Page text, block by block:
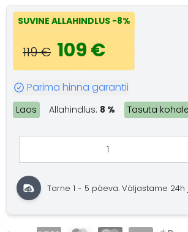
SUVINE ALLAHINDLUS -8%
119 € 109 €
Parima hinna garantii
Laos Allahindlus: 8 % Tasuta
Tarne 1 - 5 päeva.Väljastame 24h